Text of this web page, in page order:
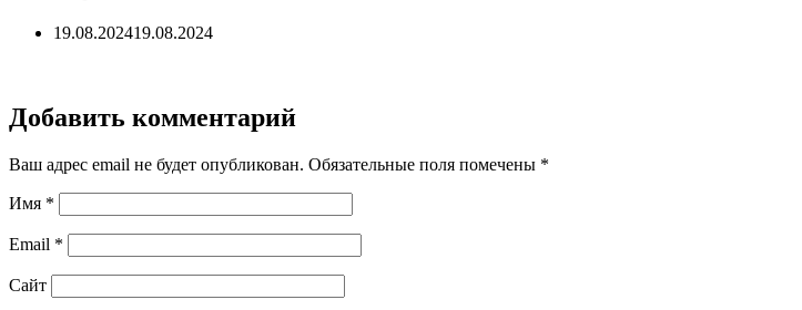
19.08.202419.08.2024
Добавить комментарий
Ваш адрес email не будет опубликован. Обязательные поля помечены *
Имя *
Email *
Сайт